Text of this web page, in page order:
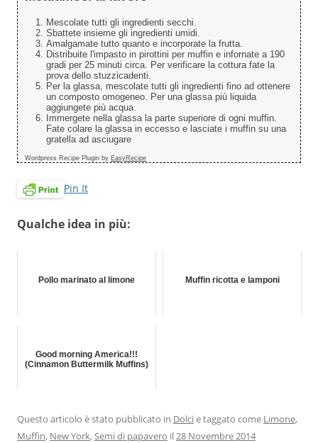
Mescolate tutti gli ingredienti secchi.
Sbattete insieme gli ingredienti umidi.
Amalgamate tutto quanto e incorporate la frutta.
Distribuite l'impasto in pirottini per muffin e infornate a 190
gradi per 25 minuti circa. Per verificare la cottura fate la
prova dello stuzzicadenti.
Per la glassa, mescolate tutti gli ingredienti fino ad ottenere
un composto omogeneo. Per una glassa più liquida
aggiungete più acqua.
Immergete nella glassa la parte superiore di ogni muffin.
Fate colare la glassa in eccesso e lasciate i muffin su una
gratella ad asciugare
Wordpress Recipe Plugin by EasyRecipe
Pin It
Qualche idea in più:
Pollo marinato al limone Muffin ricotta e lamponi
Good morning America!!!
(Cinnamon Buttermilk Muffins)
Questo articolo è stato pubblicato in Dolcie taggato come Limone,
Muffin, New York,Semi di papavero il28 Novembre 2014